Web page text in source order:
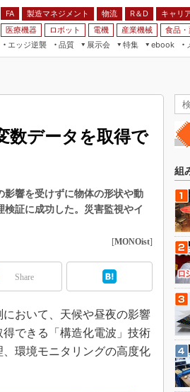
FA 製造マネジメント 物流 R＆D
キャリ
医療機器 ロボット 電機 産業機械 食品
エッジ逆襲 品質
展示会
ールド
ト展
特集
クルマ
ルドサービス
み画像技術
みモデリング
ンタ
ルツインとCAE
ebook
FA
モビリティ
数データを取得で
影響を受けずに物体の形状や動
証に成功した。災害監視やイ
[MONOist]
Share
おいて、天候や昼夜の影響
できる「構造化電波」技術
環境モニタリングの高度化
組